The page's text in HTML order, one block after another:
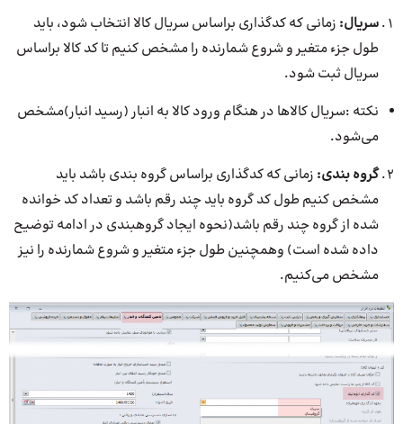
سریال: زمانی که کدگذاری براساس سریال کالا انتخاب شود، باید
طول جزء متغیر و شروع شمارنده را مشخص کنیم تا کد کالا براساس
سریال ثبت شود.
نکته :سریال کالاها در هنگام ورود کالا به انبار (رسید انبار)مشخص
می­‌شود.
گروه بندی: زمانی که کدگذاری براساس گروه بندی باشد باید
مشخص کنیم طول کد گروه باید چند رقم باشد و تعداد کد خوانده
شده از گروه چند رقم باشد(نحوه ایجاد گروه­بندی در ادامه توضیح
داده شده است) وهمچنین طول جزء متغیر و شروع شمارنده را نیز
مشخص می­‌کنیم.